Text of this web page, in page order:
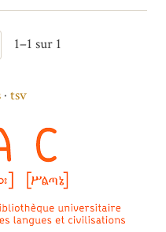
1–1 sur 1
tsv